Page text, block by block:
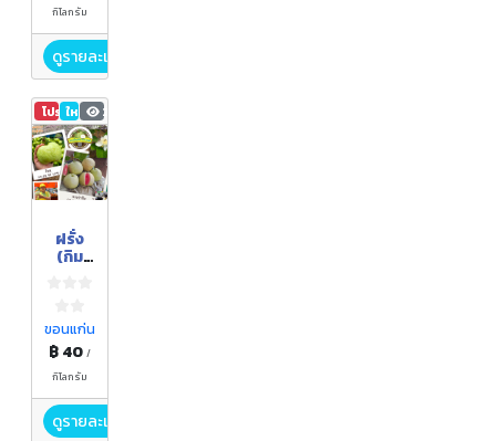
กิโลกรัม
ดูรายละเอียด
โปรโมชัน
ใหม่ 2,107
ฝรั่ง
(กิม
ขอนแก่น
฿ 40 /
กิโลกรัม
ดูรายละเอียด